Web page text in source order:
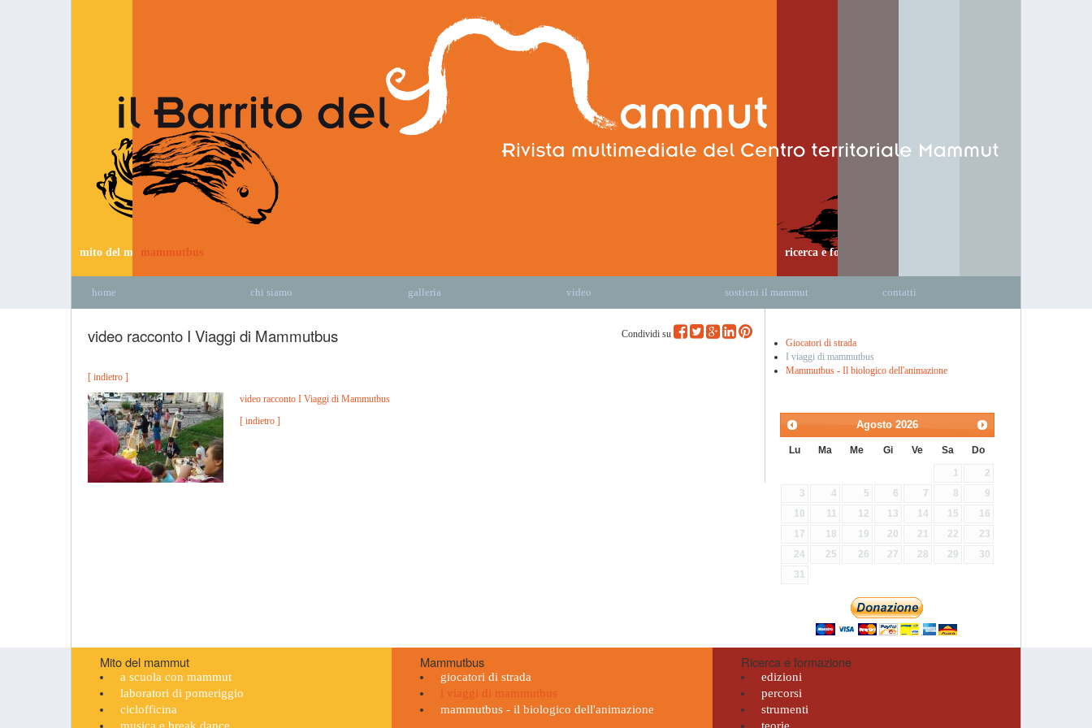
mito del mammutmammutbus ricerca e formazione
home chi siamo galleria video sostieni il mammut contatti
Condividi su
video racconto I Viaggi di Mammutbus
[ indietro ]
video racconto I Viaggi di Mammutbus
[ indietro ]
Giocatori di strada
I viaggi di mammutbus
Mammutbus - Il biologico dell'animazione
Agosto 2026
Lu Ma Me Gi Ve Sa Do
1
2
3
4 5 6 7 8
9
10
11 12 13 14 15
16
17
18 19 20 21 22
23
24
25 26 27 28 29
30
31
Mito del mammut
a scuola con mammut
laboratori di pomeriggio
ciclofficina
musica e break dance
Mammutbus
giocatori di strada
i viaggi di mammutbus
mammutbus - il biologico dell'animazione
Ricerca e formazione
edizioni
percorsi
strumenti
teorie